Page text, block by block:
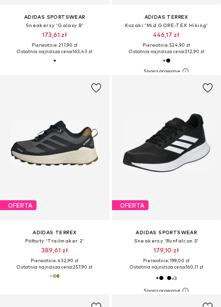
ADIDAS SPORTSWEAR
Sneakersy 'Galaxy 8'
173,61 zł
Pierwotnie: 217,90 zł
Ostatnia najniższa cena:163,43 zł
ADIDAS TERREX
Kozaki 'Mid GORE-TEX Hiking'
446,17 zł
Pierwotnie: 524,90 zł
Ostatnia najniższa cena:312,90 zł
OFERTA
ADIDAS TERREX
Półbuty 'Trailmaker 2'
389,61 zł
Pierwotnie: 432,90 zł
Ostatnia najniższa cena:257,90 zł
OFERTA
ADIDAS SPORTSWEAR
Sneakersy 'Runfalcon 5'
179,10 zł
Pierwotnie: 199,00 zł
Ostatnia najniższa cena:160,11 zł
+3